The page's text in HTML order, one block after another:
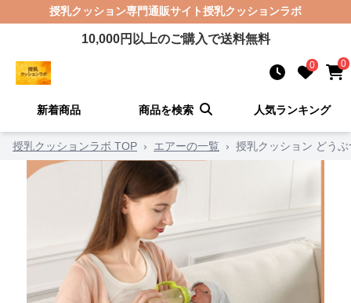
授乳クッション専門通販サイト授乳クッションラボ
10,000円以上のご購入で送料無料
0 0
新着商品 商品を検索 人気ランキング
授乳クッションラボ TOP › エアーの一覧 › 授乳クッション どう